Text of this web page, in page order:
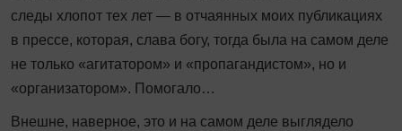
следы хлопот тех лет — в отчаянных моих публикациях
в прессе, которая, слава богу, тогда была на самом деле
не только «агитатором» и «пропагандистом», но и
«организатором». Помогало…
Внешне, наверное, это и на самом деле выглядело